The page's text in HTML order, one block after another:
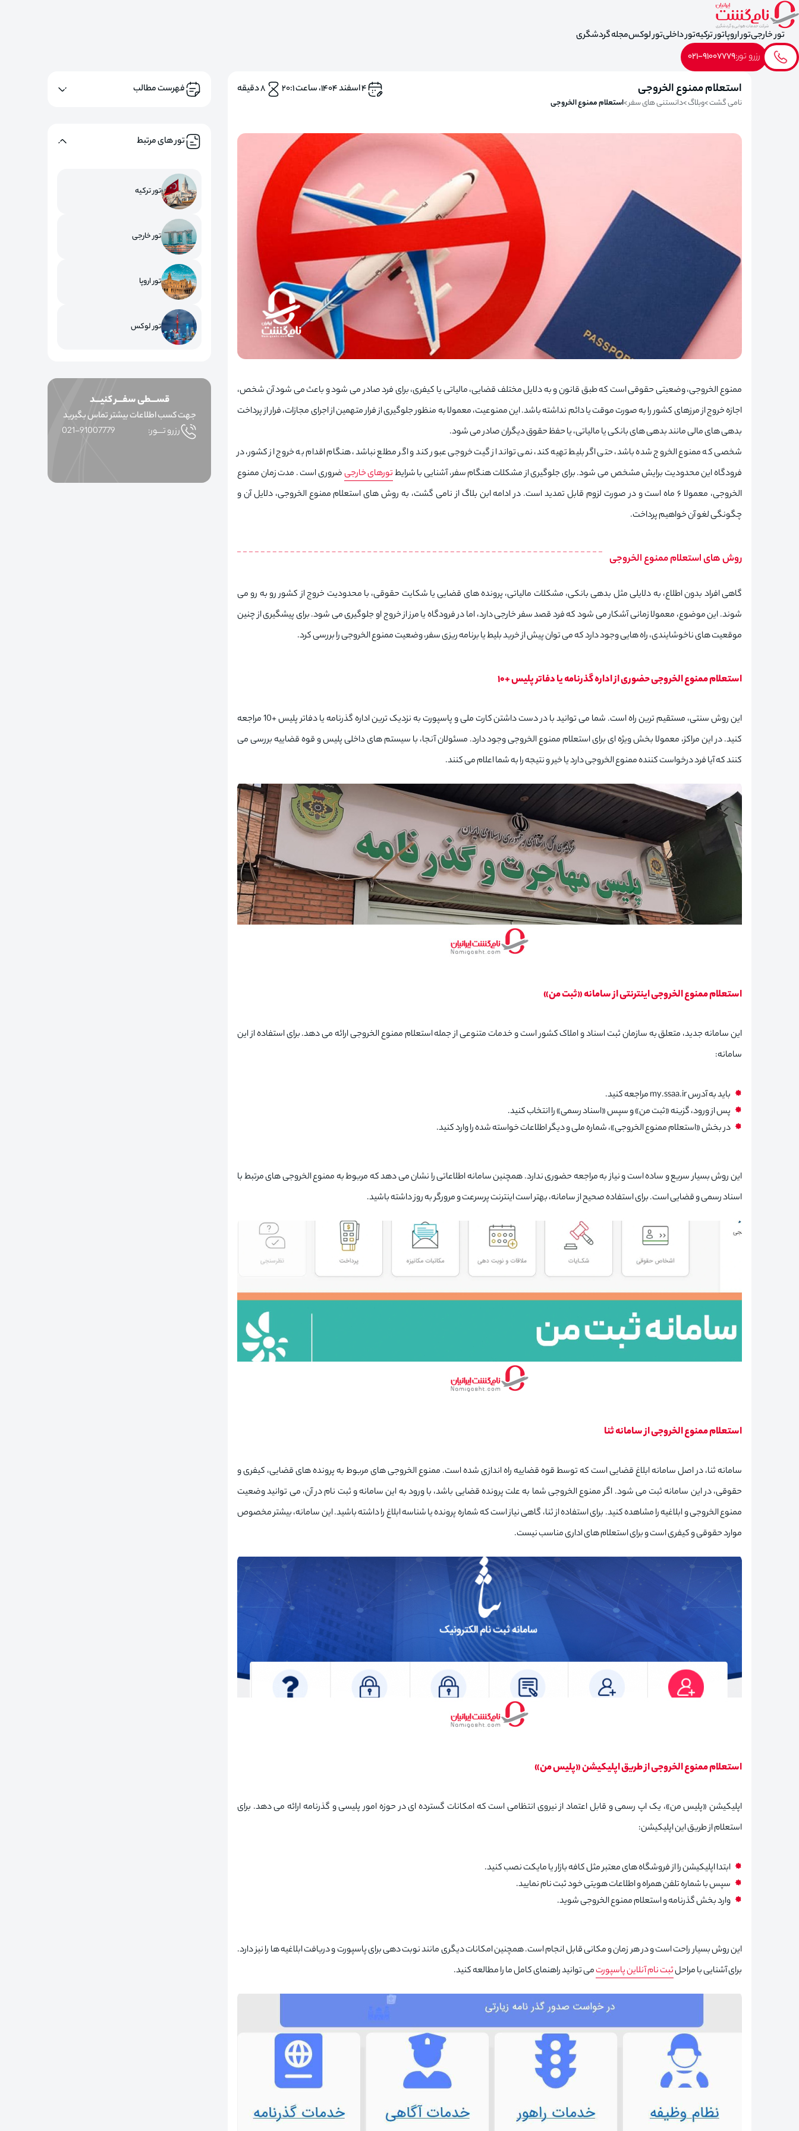
تور خارجیتور اروپاتور ترکیهتور داخلیتور لوکسمجله گردشگری
رزرو تور:021-91007779
استعلام ممنوع الخروجی ۴ اسفند ۱۴۰۴، ساعت ۲۰:۱ 8 دقیقه
نامی گشت وبلاگ دانستنی های سفر استعلام ممنوع الخروجی
ممنوع الخروجی، وضعیتی حقوقی است که طبق قانون و به دلایل مختلف قضایی، مالیاتی یا کیفری، برای فرد صادر می شود و باعث می شود آن شخص،
اجازه خروج از مرزهای کشور را به صورت موقت یا دائم نداشته باشد. این ممنوعیت، معمولا به منظور جلوگیری از فرار متهمین از اجرای مجازات، فرار از پرداخت
بدهی های مالی مانند بدهی های بانکی یا مالیاتی، یا حفظ حقوق دیگران صادر می شود.
شخصی که ممنوع الخروج شده باشد، حتی اگر بلیط تهیه کند، نمی تواند از گیت خروجی عبور کند و اگر مطلع نباشد، هنگام اقدام به خروج از کشور، در
فرودگاه این محدودیت برایش مشخص می شود. برای جلوگیری از مشکلات هنگام سفر، آشنایی با شرایطتورهای خارجیضروری است . مدت زمان ممنوع
الخروجی، معمولا ۶ ماه است و در صورت لزوم قابل تمدید است. در ادامه ابن بلاگ از نامی گشت، به روش های استعلام ممنوع الخروجی، دلایل آن و
چگونگی لغو آن خواهیم پرداخت.
روش های استعلام ممنوع الخروجی
گاهی افراد بدون اطلاع، به دلایلی مثل بدهی بانکی، مشکلات مالیاتی، پرونده‌ های قضایی یا شکایت حقوقی، با محدودیت خروج از کشور رو به‌ رو می‌
شوند. این موضوع، معمولا زمانی آشکار می‌ شود که فرد قصد سفر خارجی دارد، اما در فرودگاه یا مرز از خروج او جلوگیری می‌ شود. برای پیشگیری از چنین
موقعیت‌ های ناخوشایندی، راه‌ هایی وجود دارد که می‌ توان پیش از خرید بلیط یا برنامه‌ ریزی سفر، وضعیت ممنوع‌ الخروجی را بررسی کرد.
استعلام ممنوع الخروجی حضوری از اداره گذرنامه یا دفاتر پلیس +10
این روش سنتی، مستقیم ترین راه است. شما می توانید با در دست داشتن کارت ملی و پاسپورت به نزدیک ترین اداره گذرنامه یا دفاتر پلیس +10 مراجعه
کنید. در این مراکز، معمولا بخش ویژه ای برای استعلام ممنوع الخروجی وجود دارد. مسئولان آنجا، با سیستم های داخلی پلیس و قوه قضاییه بررسی می
کنند که آیا فرد درخواست کننده ممنوع الخروجی دارد یا خیر و نتیجه را به شما اعلام می کنند.
استعلام ممنوع الخروجی اینترنتی از سامانه «ثبت من»
این سامانه جدید، متعلق به سازمان ثبت اسناد و املاک کشور است و خدمات متنوعی از جمله استعلام ممنوع الخروجی ارائه می دهد. برای استفاده از این
سامانه:
باید به آدرس my.ssaa.ir مراجعه کنید.
پس از ورود، گزینه «ثبت من» و سپس «اسناد رسمی» را انتخاب کنید.
در بخش «استعلام ممنوع الخروجی»، شماره ملی و دیگر اطلاعات خواسته شده را وارد کنید.
این روش بسیار سریع و ساده است و نیاز به مراجعه حضوری ندارد. همچنین سامانه اطلاعاتی را نشان می دهد که مربوط به ممنوع الخروجی های مرتبط با
اسناد رسمی و قضایی است. برای استفاده صحیح از سامانه، بهتر است اینترنت پرسرعت و مرورگر به روز داشته باشید.
استعلام ممنوع الخروجی از سامانه ثنا
سامانه ثنا، در اصل سامانه ابلاغ قضایی است که توسط قوه قضاییه راه اندازی شده است. ممنوع الخروجی های مربوط به پرونده های قضایی، کیفری و
حقوقی، در این سامانه ثبت می شود. اگر ممنوع الخروجی شما به علت پرونده قضایی باشد، با ورود به این سامانه و ثبت نام در آن، می توانید وضعیت
ممنوع الخروجی و ابلاغیه را مشاهده کنید. برای استفاده از ثنا، گاهی نیاز است که شماره پرونده یا شناسه ابلاغ را داشته باشید. این سامانه، بیشتر مخصوص
موارد حقوقی و کیفری است و برای استعلام های اداری مناسب نیست.
استعلام ممنوع الخروجی از طریق اپلیکیشن «پلیس من»
اپلیکیشن «پلیس من»، یک اپ رسمی و قابل اعتماد از نیروی انتظامی است که امکانات گسترده ای در حوزه امور پلیسی و گذرنامه ارائه می دهد. برای
استعلام از طریق این اپلیکیشن:
ابتدا اپلیکیشن را از فروشگاه های معتبر مثل کافه بازار یا مایکت نصب کنید.
سپس با شماره تلفن همراه و اطلاعات هویتی خود ثبت نام نمایید.
وارد بخش گذرنامه و استعلام ممنوع الخروجی شوید.
این روش بسیار راحت است و در هر زمان و مکانی قابل انجام است. همچنین امکانات دیگری مانند نوبت دهی برای پاسپورت و دریافت ابلاغیه ها را نیز دارد.
برای آشنایی با مراحلثبت نام آنلاین پاسپورتمی توانید راهنمای کامل ما را مطالعه کنید.
فهرست مطالب
تور های مرتبط
تور ترکیه
تور خارجی
تور اروپا
تور لوکس
قســـطی سفـــر کنیـــد
جهت کسب اطلاعات بیشتر تماس بگیرید
رزرو تـــور:
021-91007779